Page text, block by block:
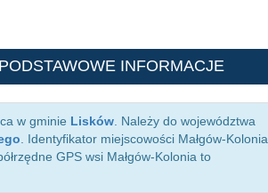
INFORMACJE
w gminie Lisków . Należy do województwa
. Identyfikator miejscowości Małgów-Kolonia
GPS wsi Małgów-Kolonia to